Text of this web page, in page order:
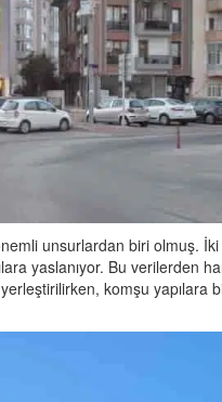
unsurlardan biri olmuş.
yaslanıyor. Bu verilerden
komşu yapılara